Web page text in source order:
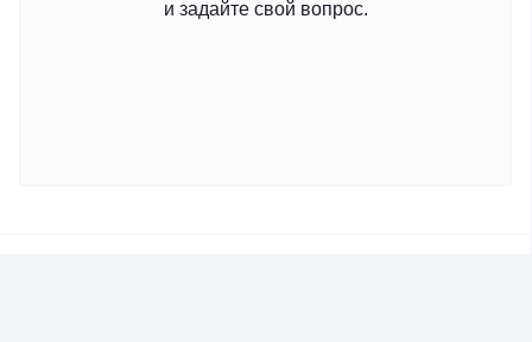
и задайте свой вопрос.